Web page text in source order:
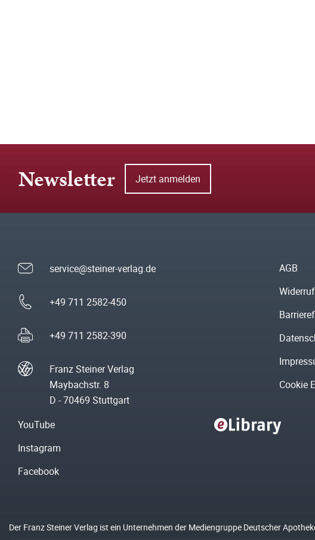
Newsletter Jetzt anmelden
service@steiner-verlag.de
+49 711 2582-450
+49 711 2582-390
Franz Steiner Verlag
Maybachstr. 8
D - 70469 Stuttgart
AGB
Cookie
YouTube
Instagram
Facebook
Der Franz Steiner Verlag ist ein Unternehmen der Mediengruppe Deutscher